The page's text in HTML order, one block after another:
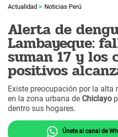
Actualidad Noticias Perú
Alerta de
Lambayeque:
suman 17 y los
positivos
Existe preocupación por la alta
en la zona urbana de Chiclayo
dentro sus hogares.
Únete al canal de